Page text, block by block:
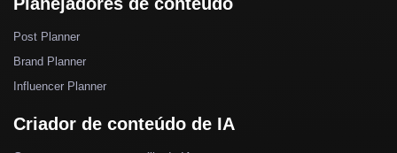
Post Planner
Brand Planner
Influencer Planner
Criador de conteúdo de IA